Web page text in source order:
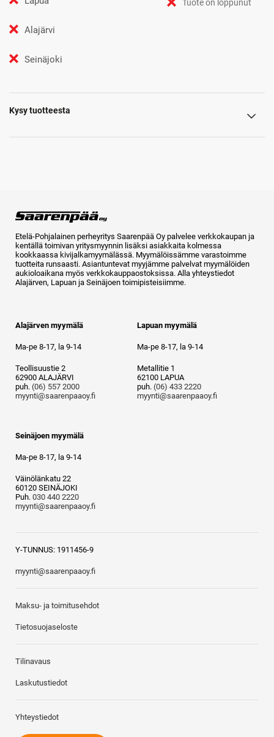
Alajärvi
Seinäjoki
Tuote on loppunut
Kysy tuotteesta
Etelä-Pohjalainen perheyritys Saarenpää Oy palvelee verkkokaupan ja
kentällä toimivan yritysmyynnin lisäksi asiakkaita kolmessa
kookkaassa kivijalkamyymälässä. Myymälöissämme varastoimme
tuotteita runsaasti. Asiantuntevat myyjämme palvelvat myymälöiden
aukioloaikana myös verkkokauppaostoksissa. Alla yhteystiedot
Alajärven, Lapuan ja Seinäjoen toimipisteisiimme.
Alajärven myymälä
Ma-pe 8-17, la 9-14
Teollisuustie 2
62900 ALAJÄRVI
puh. (06) 557 2000
myynti@saarenpaaoy.fi
Lapuan myymälä
Ma-pe 8-17, la 9-14
Metallitie 1
62100 LAPUA
puh. (06) 433 2220
myynti@saarenpaaoy.fi
Seinäjoen myymälä
Ma-pe 8-17, la 9-14
Väinölänkatu 22
60120 SEINÄJOKI
Puh. 030 440 2220
myynti@saarenpaaoy.fi
Y-TUNNUS: 1911456-9
myynti@saarenpaaoy.fi
Maksu- ja toimitusehdot
Tietosuojaseloste
Tilinavaus
Laskutustiedot
Yhteystiedot